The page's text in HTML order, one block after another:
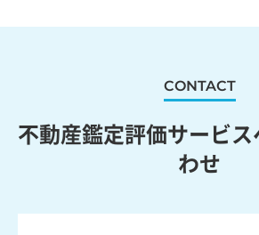
CONTACT
不動産鑑定評価サービ
わせ